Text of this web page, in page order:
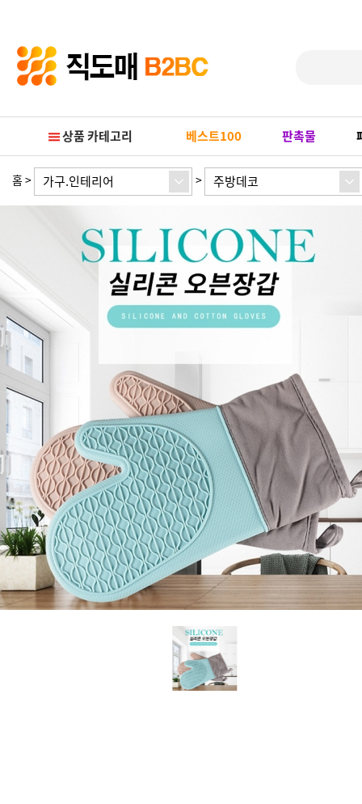
PrevNext
상품 카테고리 베스트100 판촉물
홈 > 가구.인테리어 > 주방데코